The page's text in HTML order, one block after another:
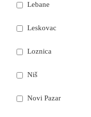
Lebane
Leskovac
Loznica
Niš
Novi Pazar